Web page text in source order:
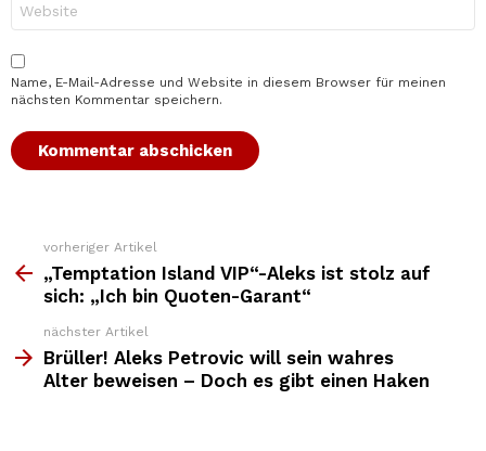
Name, E-Mail-Adresse und Website in diesem Browser für meinen
nächsten Kommentar speichern.
Weitere
Top
News
vorheriger Artikel
„Temptation Island VIP“-Aleks ist stolz auf
sich: „Ich bin Quoten-Garant“
nächster Artikel
Brüller! Aleks Petrovic will sein wahres
Alter beweisen – Doch es gibt einen Haken